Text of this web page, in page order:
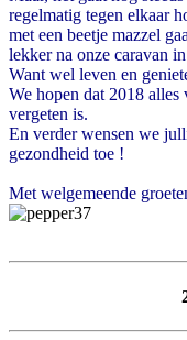
regelmatig tegen elkaar
met een beetje mazzel
lekker na onze caravan
Want wel leven en
We hopen dat 2018
vergeten is.
En verder wensen we
gezondheid toe !
Met welgemeende